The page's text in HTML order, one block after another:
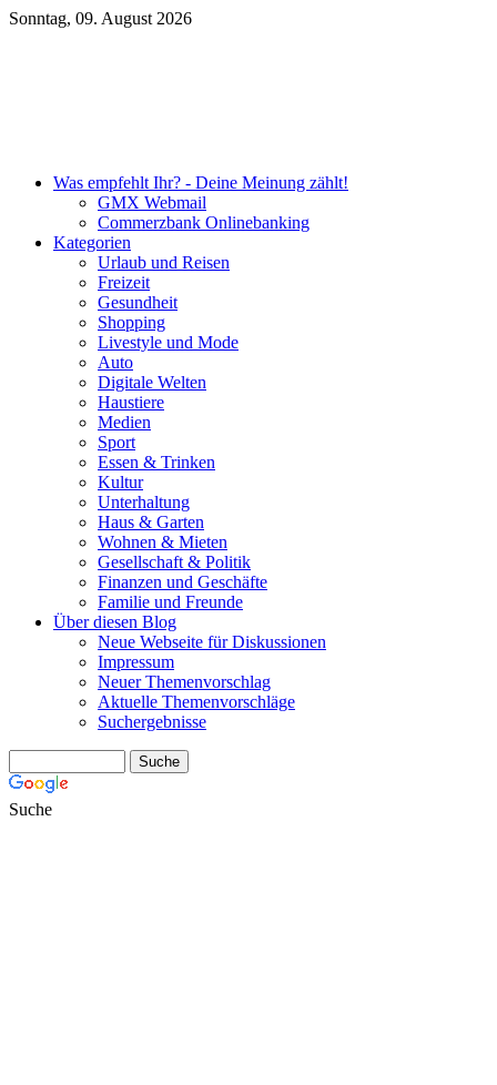
Sonntag, 09. August 2026
Was empfehlt Ihr? - Deine Meinung zählt!
GMX Webmail
Commerzbank Onlinebanking
Kategorien
Urlaub und Reisen
Freizeit
Gesundheit
Shopping
Livestyle und Mode
Auto
Digitale Welten
Haustiere
Medien
Sport
Essen & Trinken
Kultur
Unterhaltung
Haus & Garten
Wohnen & Mieten
Gesellschaft & Politik
Finanzen und Geschäfte
Familie und Freunde
Über diesen Blog
Neue Webseite für Diskussionen
Impressum
Neuer Themenvorschlag
Aktuelle Themenvorschläge
Suchergebnisse
Suche